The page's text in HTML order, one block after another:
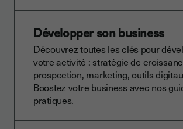
Développer son business
Découvrez toutes les clés pour
votre activité : stratégie de
prospection, marketing, outils
Boostez votre business avec nos
pratiques.